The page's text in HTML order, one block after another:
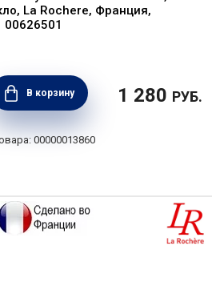
La Rochere, Франция,
00626501
В корзину 1 280 РУБ.
00000013860